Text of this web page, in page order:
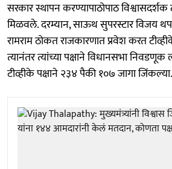
सरकार स्थापन करण्यापाठोपाठ विश्वासदर्शक
मिळवले. दरम्यान, साऊथ सुपरस्टार विजय
रामराम ठोकत राजकारणात प्रवेश करत
त्यानंतर त्यांच्या पक्षाने विधानसभा
टीव्हीके पक्षाने २३४ पैकी १०७ जागा जिंकल्या.